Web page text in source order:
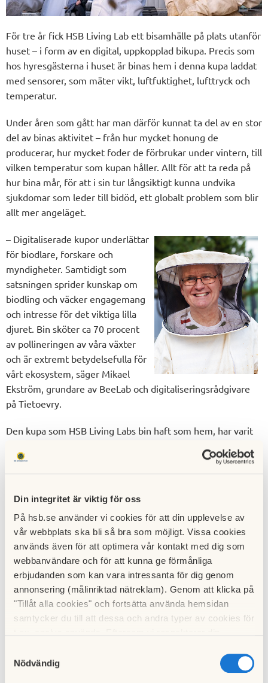
Din integritet är viktig för oss
På hsb.se använder vi cookies för att din upplevelse av
vår webbplats ska bli så bra som möjligt. Vissa cookies
används även för att optimera vår kontakt med dig som
webbanvändare och för att kunna ge förmånliga
erbjudanden som kan vara intressanta för dig genom
annonsering (målinriktad nätreklam). Genom att klicka på
"Tillåt alla cookies" och fortsätta använda hemsidan
samtycker du till att dessa och andra typer av cookies för
cookies och välja att endast tillåta ett urval.
Nödvändig
För tre år fick HSB Living Lab ett bisamhälle på plats utanför
huset – i form av en digital, uppkopplad bikupa. Precis som
hos hyresgästerna i huset är binas hem i denna kupa laddat
med sensorer, som mäter vikt, luftfuktighet, lufttryck och
temperatur.
Under åren som gått har man därför kunnat ta del av en stor
del av binas aktivitet – från hur mycket honung de
producerar, hur mycket foder de förbrukar under vintern, till
vilken temperatur som kupan håller. Allt för att ta reda på
hur bina mår, för att i sin tur långsiktigt kunna undvika
sjukdomar som leder till bidöd, ett globalt problem som blir
allt mer angeläget.
– Digitaliserade kupor underlättar
för biodlare, forskare och
myndigheter. Samtidigt som
satsningen sprider kunskap om
biodling och väcker engagemang
och intresse för det viktiga lilla
djuret. Bin sköter ca 70 procent
av pollineringen av våra växter
och är extremt betydelsefulla för
vårt ekosystem, säger Mikael
Ekström, grundare av BeeLab och digitaliseringsrådgivare
på Tietoevry.
Den kupa som HSB Living Labs bin haft som hem, har varit
andra kupor i landet. Att vara biodlare handlar mycket om
får i realtid om sina bin, kan man snabbt se om någonting
avvikande sker inne i kupan – eller för den delen om kupan
är full med honung redo att slungas. Dessutom utan att
fysiskt behöva kika in, och störa bina i onödan.
Kupan och projektet är ursprungligen från techbolaget
Tietoevry och har skötts av Kungsbackaortens
Biodlarförening. Projektet har även involverat
Linnéuniversitet, SLU och Malmö Universitet för att ge
forskningen tillgång till den data som har samlats in.
förhållandevis enkel tjänst som skulle gå snabbt att ta i